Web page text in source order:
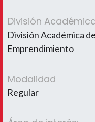
División
División Académica
Emprendimiento
Modalidad
Regular